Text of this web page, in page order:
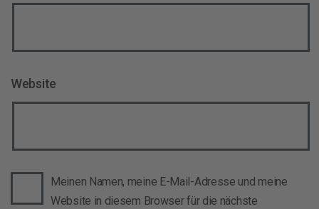
Website
Meinen Namen, meine E-Mail-Adresse und meine
Website in diesem Browser für die nächste